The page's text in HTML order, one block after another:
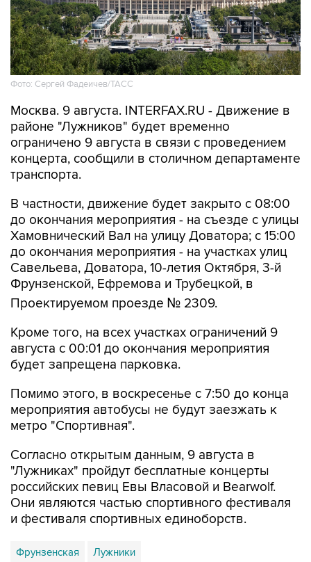
Фото: Сергей Фадеичев/ТАСС
Москва. 9 августа. INTERFAX.RU - Движение в
районе "Лужников" будет временно
ограничено 9 августа в связи с проведением
концерта, сообщили в столичном департаменте
транспорта.
В частности, движение будет закрыто с 08:00
до окончания мероприятия - на съезде с улицы
Хамовнический Вал на улицу Доватора; с 15:00
до окончания мероприятия - на участках улиц
Савельева, Доватора, 10-летия Октября, 3-й
Фрунзенской, Ефремова и Трубецкой, в
Проектируемом проезде № 2309.
Кроме того, на всех участках ограничений 9
августа с 00:01 до окончания мероприятия
будет запрещена парковка.
Помимо этого, в воскресенье с 7:50 до конца
мероприятия автобусы не будут заезжать к
метро "Спортивная".
Согласно открытым данным, 9 августа в
"Лужниках" пройдут бесплатные концерты
российских певиц Евы Власовой и Bearwolf.
Они являются частью спортивного фестиваля
и фестиваля спортивных единоборств.
Фрунзенская Лужники